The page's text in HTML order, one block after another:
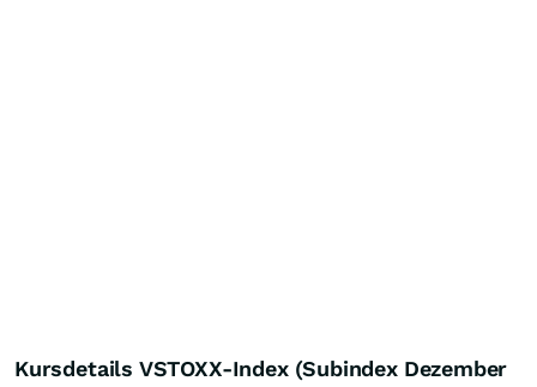
Kursdetails VSTOXX-Index (Subindex Dezember